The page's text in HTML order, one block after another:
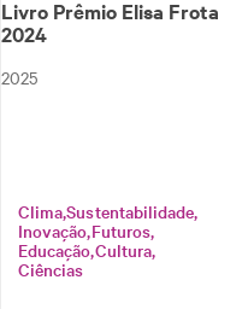
Livro Prêmio Elisa Frota
2024
2025
ClimaSustentabilidade
Inovação Futuros
EducaçãoCultura
Ciências